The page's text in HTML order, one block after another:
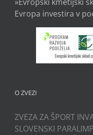
Evropa investira v
O ZVEZI
ZVEZA ZA ŠPORT
SLOVENSKI